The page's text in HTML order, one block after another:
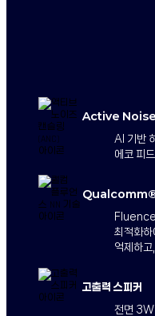
Active
AI 기반
에코 피
Fluence
최적화하
억제하고
고출력 스피커
전면 3W